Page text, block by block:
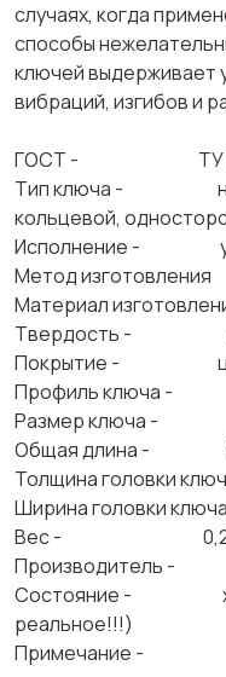
случаях, когда
способы
ключей выдерживает
вибраций, изгибов и
ГОСТ - ТУ 3926-
Тип ключа -
кольцевой,
Исполнение -
Метод
Материал
Твердость -
Покрытие -
Профиль ключа -
Размер ключа -
Общая длина -
Толщина головки
Ширина головки
Вес - 0,290
Производитель -
Состояние -
реальное!!!)